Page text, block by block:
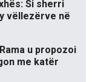
Si sherri
vëllezërve në
u propozoi
me katër